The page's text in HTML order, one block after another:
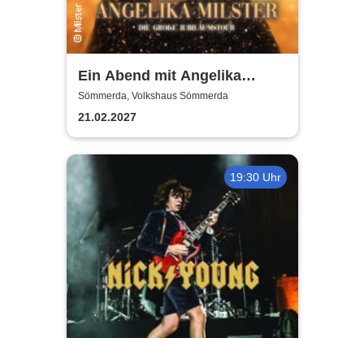
Ein Abend mit Angelika
Milster - Jubiläumstournee
2027
Sömmerda, Volkshaus Sömmerda
21.02.2027
19:30 Uhr